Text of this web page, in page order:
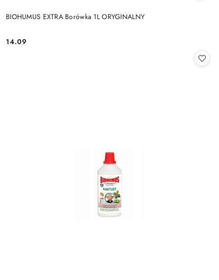
BIOHUMUS EXTRA Borówka 1L ORYGINALNY
Cena:
14.09